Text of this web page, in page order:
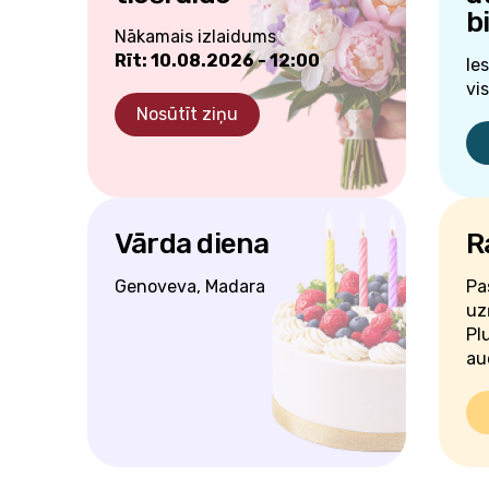
Nākamais izlaidums
Rīt: 10.08.2026 - 12:00
Nosūtīt ziņu
Vārda diena
Genoveva, Madara